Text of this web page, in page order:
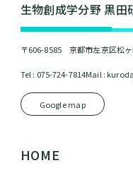
⽣物創成学分野 黒⽥
〒606-8585 京都市左京区松
Tel : 075-724-7814Mail :
Google map
HOME